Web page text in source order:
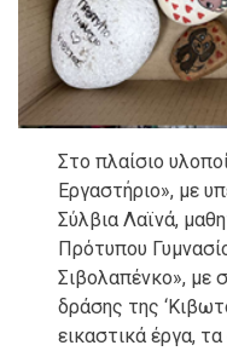
Στο πλαίσιο
Εργαστήριο», με
Σύλβια Λαϊνά,
Πρότυπου
Σιβολαπένκο», με
δράσης της
εικαστικά έργα,